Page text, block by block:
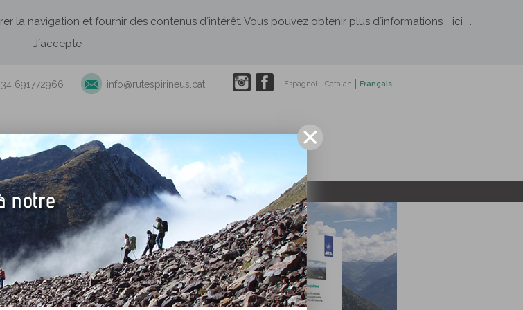
la navigation et fournir des contenus d´intérêt. Vous pouvez obtenir plus d´informations ici
.
J´accepte
Espagnol Catalan Français
691772966 info@rutespirineus.cat
Recommandations d'établissements